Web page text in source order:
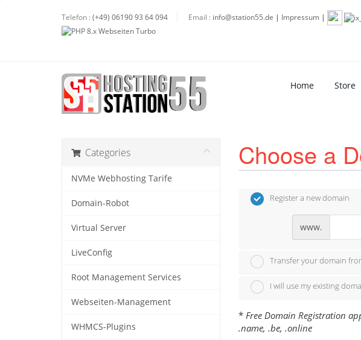
Telefon : (+49) 06190 93 64 094 Email : info@station55.de | Impressum |
Home Store
Categories
NVMe Webhosting Tarife
Domain-Robot
Virtual Server
LiveConfig
Root Management Services
Webseiten-Management
WHMCS-Plugins
Choose a
Register a new domain
www.
Transfer your domain
I will use my existing
* Free Domain Registration
.name, .be, .online